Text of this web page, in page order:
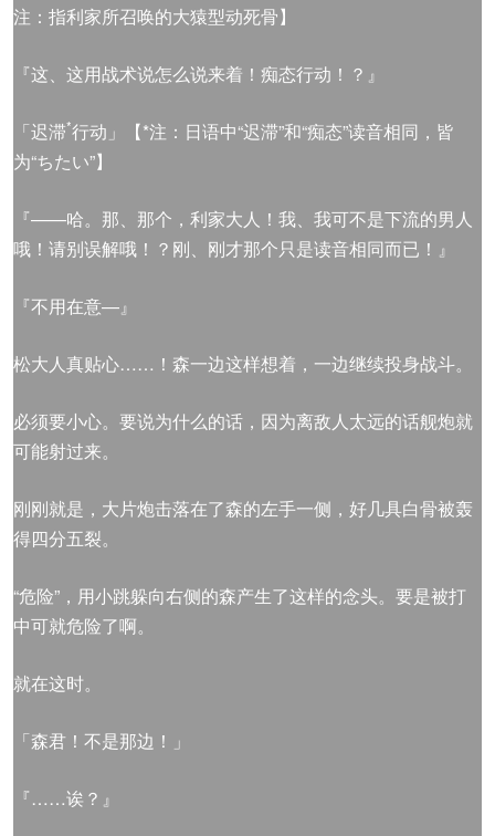
注：指利家所召唤的大猿型动死骨】
『这、这用战术说怎么说来着！痴态行动！？』
「迟滞*行动」【*注：日语中“迟滞”和“痴态”读音相同，皆
为“ちたい”】
『——哈。那、那个，利家大人！我、我可不是下流的男人
哦！请别误解哦！？刚、刚才那个只是读音相同而已！』
『不用在意—』
松大人真贴心……！森一边这样想着，一边继续投身战斗。
必须要小心。要说为什么的话，因为离敌人太远的话舰炮就
可能射过来。
刚刚就是，大片炮击落在了森的左手一侧，好几具白骨被轰
得四分五裂。
“危险”，用小跳躲向右侧的森产生了这样的念头。要是被打
中可就危险了啊。
就在这时。
「森君！不是那边！」
『……诶？』